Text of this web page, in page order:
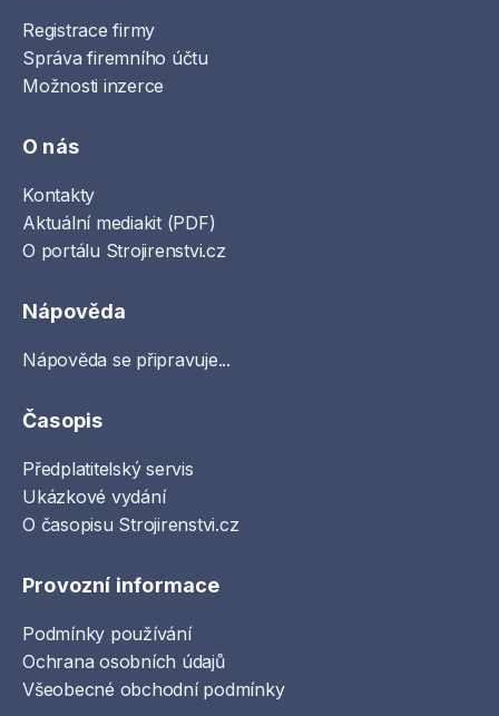
Registrace firmy
Správa firemního účtu
Možnosti inzerce
O nás
Kontakty
Aktuální mediakit (PDF)
O portálu Strojirenstvi.cz
Nápověda
Nápověda se připravuje...
Časopis
Předplatitelský servis
Ukázkové vydání
O časopisu Strojirenstvi.cz
Provozní informace
Podmínky používání
Ochrana osobních údajů
Všeobecné obchodní podmínky